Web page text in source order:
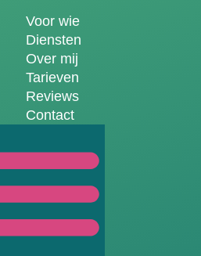
Voor wie
Diensten
Over mij
Tarieven
Reviews
Contact